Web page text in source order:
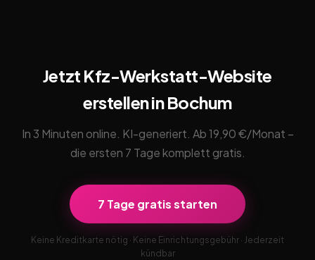
Jetzt Kfz-Werkstatt-Website
erstellen in Bochum
In 3 Minuten online. KI-generiert. Ab 19,90 €/Monat –
die ersten 7 Tage komplett gratis.
7 Tage gratis starten
Keine Kreditkarte nötig · Keine Einrichtungsgebühr · Jederzeit
kündbar